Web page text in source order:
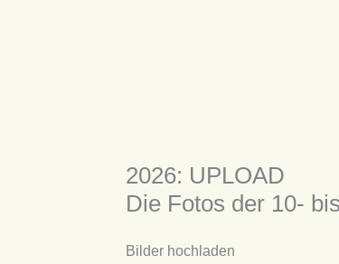
2026: UPLOAD
Die Fotos der 10-
Bilder hochladen